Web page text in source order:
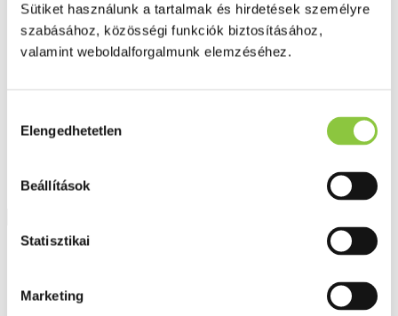
Sütiket használunk a tartalmak és hirdetések személyre
szabásához, közösségi funkciók biztosításához,
valamint weboldalforgalmunk elemzéséhez.
kiválasztása
Elengedhetetlen
Beállítások
Statisztikai
Marketing
Szájvíz
Fogkefe
Fogselyem
Műfogsor ápolás
Gyógyteák
Tápszer
Ajánlataink
Blog